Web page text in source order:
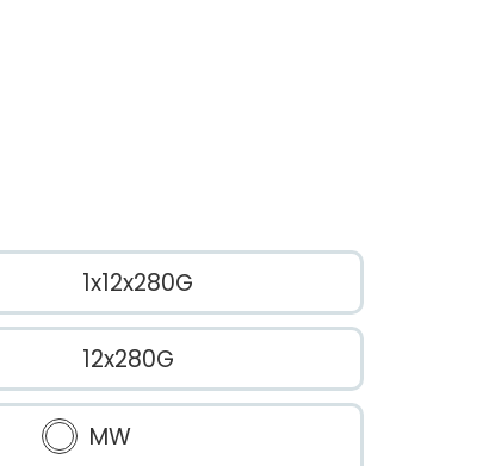
1x12x280G
12x280G
MW